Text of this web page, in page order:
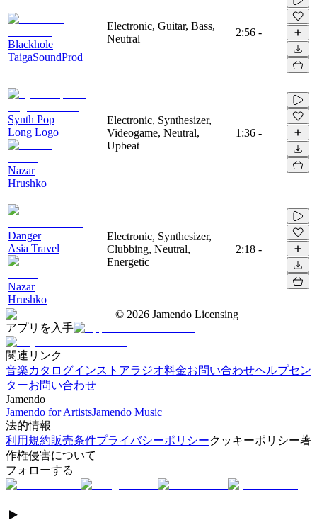
Blackhole
TaigaSoundProd
Electronic, Guitar, Bass,
Neutral
2:56 -
Synth Pop
Long Logo
Nazar
Hrushko
Electronic, Synthesizer,
Videogame, Neutral,
Upbeat
1:36 -
Danger
Asia Travel
Nazar
Hrushko
Electronic, Synthesizer,
Clubbing, Neutral,
Energetic
2:18 -
© 2026 Jamendo Licensing
アプリを入手
関連リンク
音楽カタログインストアラジオ料金お問い合わせヘルプセン
ターお問い合わせ
Jamendo
Jamendo for ArtistsJamendo Music
法的情報
利用規約販売条件プライバシーポリシークッキーポリシー著
作権侵害について
フォローする